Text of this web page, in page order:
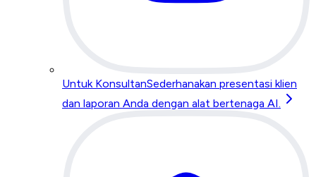
Untuk KonsultanSederhanakan presentasi klien
dan laporan Anda dengan alat bertenaga AI.